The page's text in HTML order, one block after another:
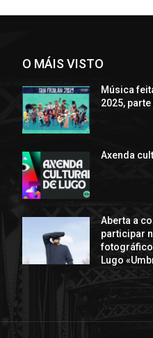
O MÁIS VISTO
Música
2025, parte I
Axenda
Aberta a
participar
fotográfico
Lugo